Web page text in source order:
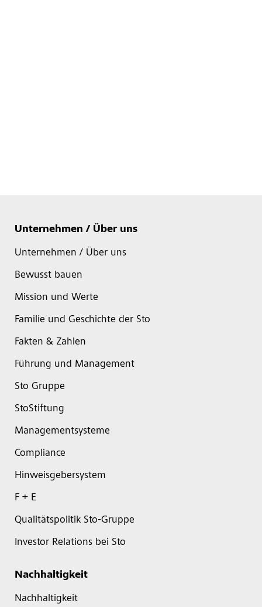
Unternehmen / Über uns
Unternehmen / Über uns
Bewusst bauen
Mission und Werte
Familie und Geschichte der Sto
Fakten & Zahlen
Führung und Management
Sto Gruppe
StoStiftung
Managementsysteme
Compliance
Hinweisgebersystem
F + E
Qualitätspolitik Sto-Gruppe
Investor Relations bei Sto
Nachhaltigkeit
Nachhaltigkeit